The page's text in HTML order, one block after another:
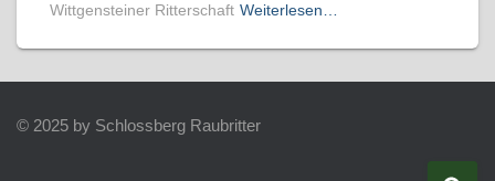
Wittgensteiner Ritterschaft Weiterlesen…
© 2025 by Schlossberg Raubritter